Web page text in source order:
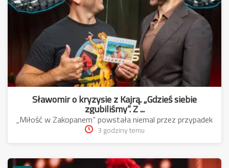
Sławomir o kryzysie z Kajrą. „Gdzieś siebie
zgubiliśmy”. Z ...
„Miłość w Zakopanem” powstała niemal przez przypadek
3 godziny temu